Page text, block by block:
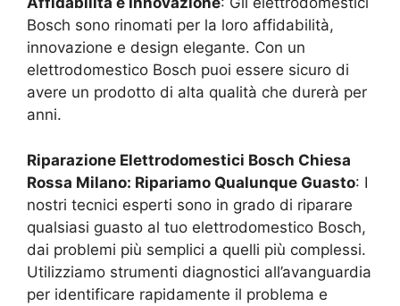
Bosch sono rinomati per la loro affidabilità,
innovazione e design elegante. Con un
elettrodomestico Bosch puoi essere sicuro di
avere un prodotto di alta qualità che durerà per
anni.
Riparazione Elettrodomestici Bosch Chiesa
Rossa Milano: Ripariamo Qualunque Guasto: I
nostri tecnici esperti sono in grado di riparare
qualsiasi guasto al tuo elettrodomestico Bosch,
dai problemi più semplici a quelli più complessi.
Utilizziamo strumenti diagnostici all’avanguardia
per identificare rapidamente il problema e